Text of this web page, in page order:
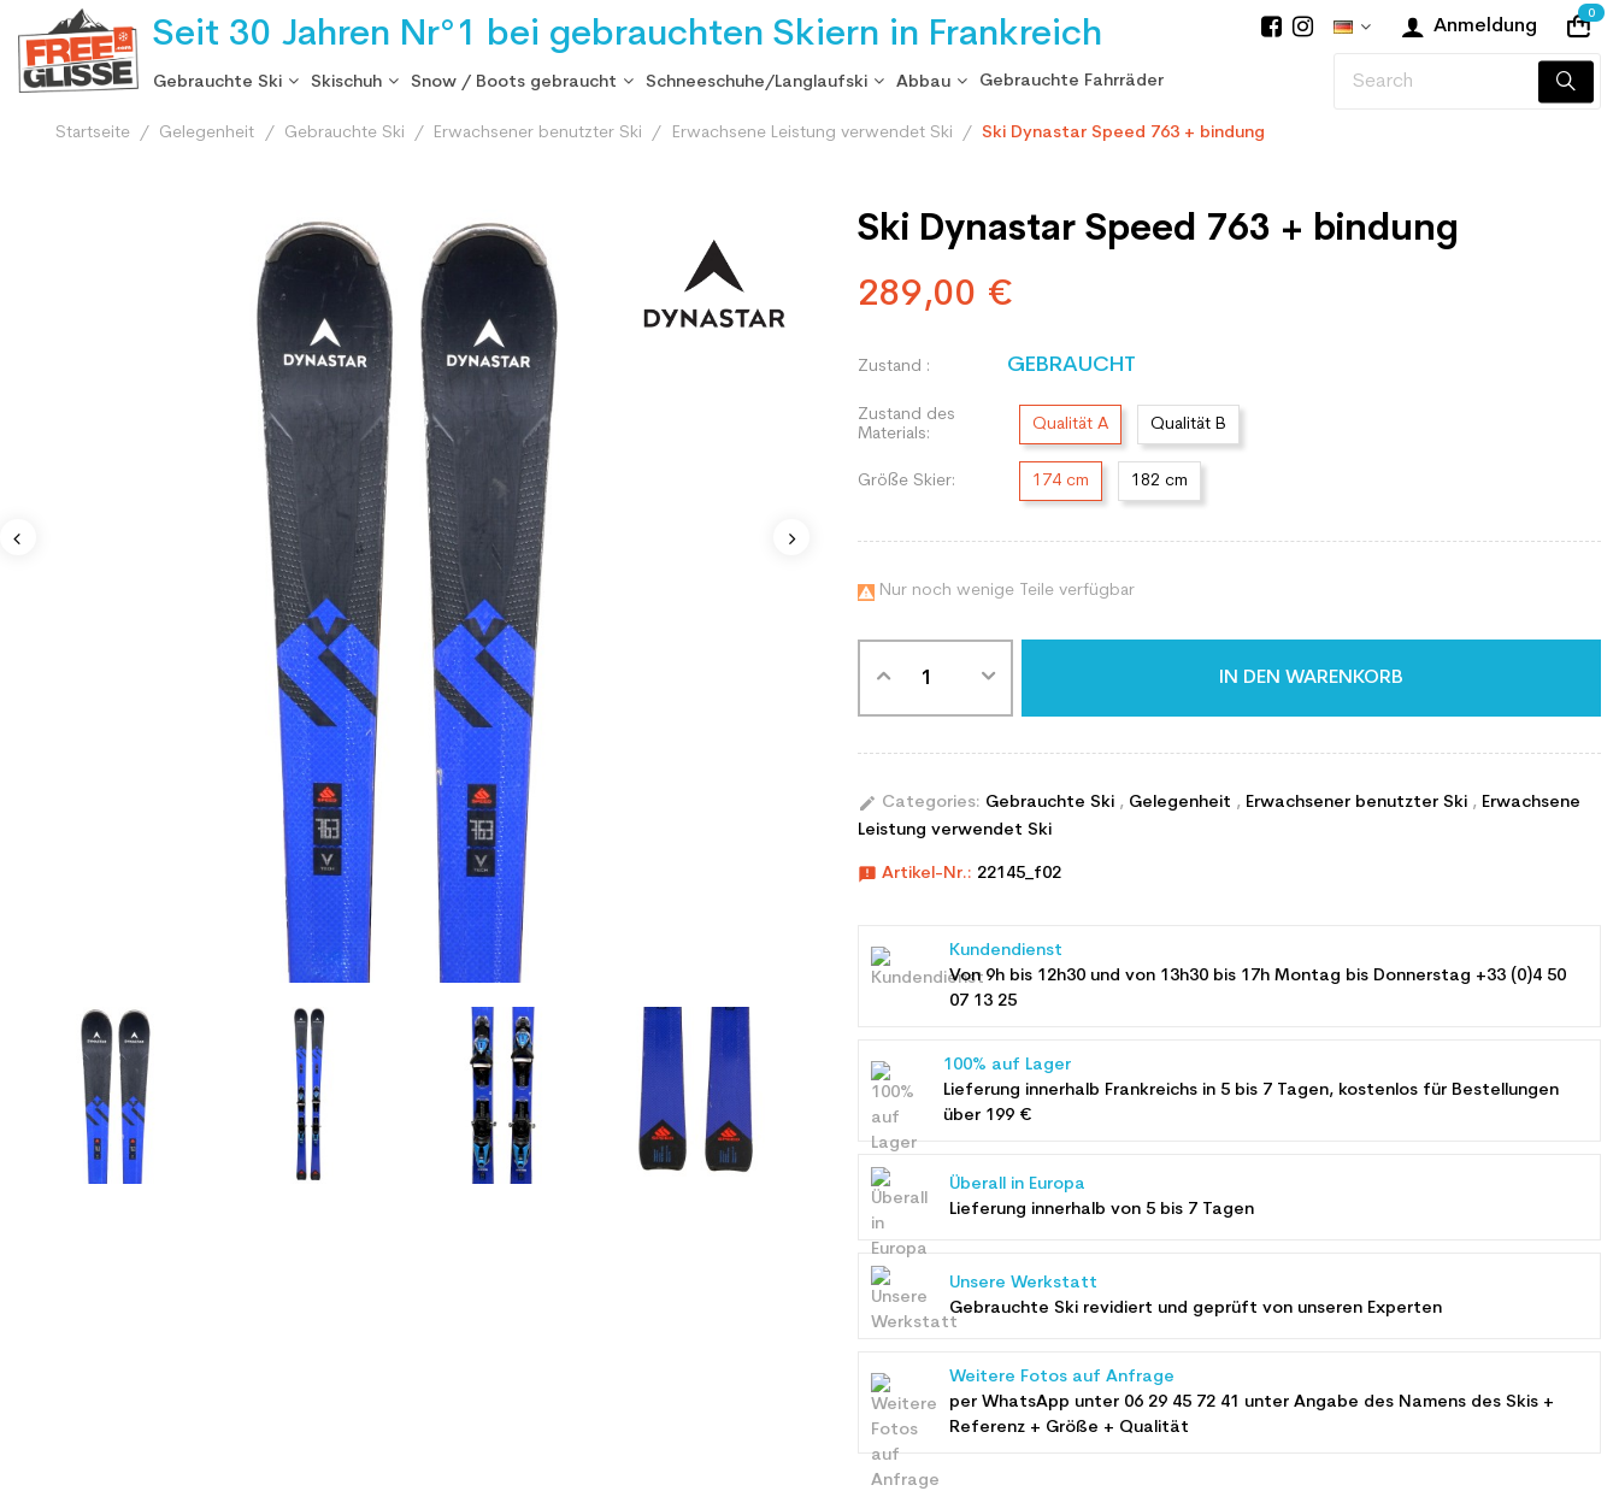
Seit 30 Jahren Nr°1 bei gebrauchten Skiern in Frankreich Anmeldung
0
Gebrauchte Ski Skischuh Snow / Boots gebraucht Schneeschuhe/Langlaufski Abbau Gebrauchte Fahrräder
Startseite Gelegenheit Gebrauchte Ski Erwachsener benutzter Ski Erwachsene Leistung verwendet Ski Ski Dynastar Speed 763 + bindung
Ski Dynastar Speed 763 + bindung
289,00 €
Zustand : GEBRAUCHT
Zustand des
Materials:
Qualität A Qualität B
Größe Skier: 174 cm 182 cm
 Nur noch wenige Teile verfügbar
IN DEN WARENKORB
edit Categories: Gebrauchte Ski , Gelegenheit , Erwachsener benutzter Ski , Erwachsene
Leistung verwendet Ski
announcement Artikel-Nr.: 22145_f02
Kundendienst
Von 9h bis 12h30 und von 13h30 bis 17h Montag bis Donnerstag +33 (0)4 50
07 13 25
100% auf Lager
Lieferung innerhalb Frankreichs in 5 bis 7 Tagen, kostenlos für Bestellungen
über 199 €
Überall in Europa
Lieferung innerhalb von 5 bis 7 Tagen
Unsere Werkstatt
Gebrauchte Ski revidiert und geprüft von unseren Experten
Weitere Fotos auf Anfrage
per WhatsApp unter 06 29 45 72 41 unter Angabe des Namens des Skis +
Referenz + Größe + Qualität